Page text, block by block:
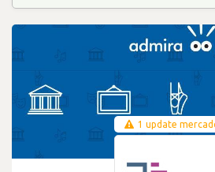
1 update